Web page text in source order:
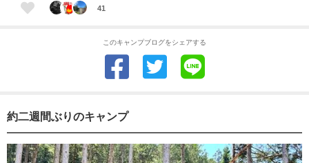
41
このキャンプブログをシェアする
約二週間ぶりのキャンプ